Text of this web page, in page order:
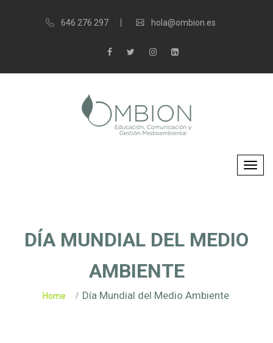
646 276 297 hola@ombion.es
DÍA MUNDIAL DEL MEDIO
AMBIENTE
Home Día Mundial del Medio Ambiente